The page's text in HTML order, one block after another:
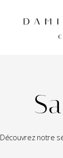
Découvrez notre